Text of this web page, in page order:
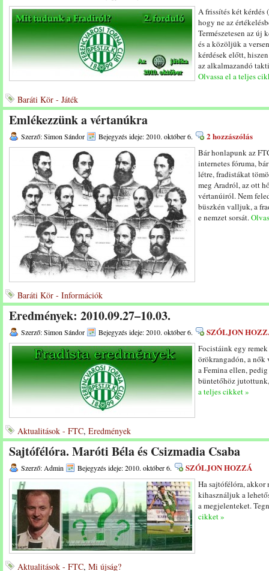
A frissítés két kérdés
hogy ne az
Természetesen az új
és a közöljük a
kérdések előtt,
az alkalmazandó
Olvassa el a teljes
Baráti Kör - Játék
Emlékezzünk a vértanúkra
Szerző: Simon Sándor Bejegyzés ideje: 2010. október 6. 2 hozzászólás
Bár honlapunk az
internetes fóruma,
létre, fradistákat
meg Aradról, az ott
vértanúiról. Nem
büszkén valljuk, a
e nemzet sorsát.
Baráti Kör - Információk
Eredmények: 2010.09.27–10.03.
Szerző: Simon Sándor Bejegyzés ideje: 2010. október 6. SZÓLJON
Focistáink egy
örökrangadón, a
a Femina ellen,
büntetőhöz
a teljes cikket »
Aktualitások - FTC, Eredmények
Sajtófélóra. Maróti Béla és Csizmadia Csaba
Szerző: Admin Bejegyzés ideje: 2010. október 6. SZÓLJON HOZZÁ
Ha sajtófélóra,
kihasználjuk a
a megjelenteket.
cikket »
Aktualitások - FTC, Mi újság?